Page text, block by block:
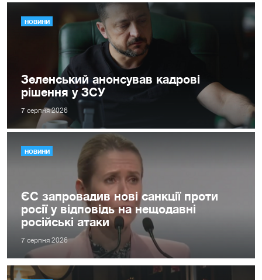
НОВИНИ
Зеленський анонсував кадрові
рішення у ЗСУ
7 серпня 2026
НОВИНИ
ЄС запровадив нові санкції проти
росії у відповідь на нещодавні
російські атаки
7 серпня 2026